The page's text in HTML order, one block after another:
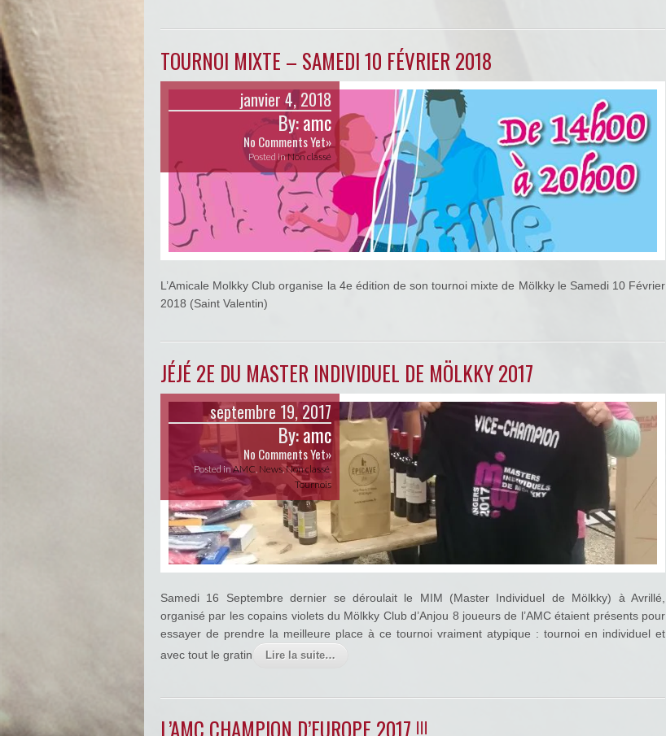
TOURNOI MIXTE – SAMEDI 10 FÉVRIER 2018
janvier 4, 2018
By:amc
No Comments Yet»
Posted inNon classé
L’Amicale Molkky Club organise la 4e édition de son tournoi mixte de Mölkky le Samedi 10 Février
2018 (Saint Valentin)
JÉJÉ 2E DU MASTER INDIVIDUEL DE MÖLKKY 2017
septembre 19, 2017
By:amc
No Comments Yet»
Posted inAMC, News,Non classé,
Tournois
Samedi 16 Septembre dernier se déroulait le MIM (Master Individuel de Mölkky) à Avrillé,
organisé par les copains violets du Mölkky Club d’Anjou 8 joueurs de l’AMC étaient présents pour
essayer de prendre la meilleure place à ce tournoi vraiment atypique : tournoi en individuel et
avec tout le gratin
Lire la suite…
L’AMC CHAMPION D’EUROPE 2017 !!!